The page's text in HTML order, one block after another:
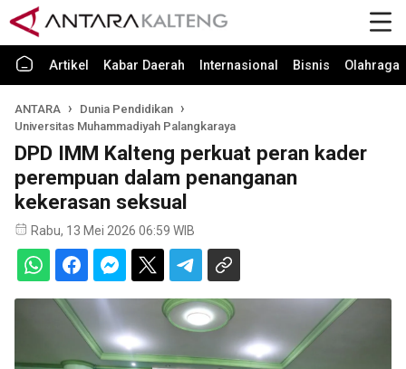
Artikel Kabar Daerah Internasional Bisnis Olahraga
ANTARA
Dunia Pendidikan
Universitas Muhammadiyah Palangkaraya
DPD IMM Kalteng perkuat peran kader
perempuan dalam penanganan
kekerasan seksual
Rabu, 13 Mei 2026 06:59 WIB